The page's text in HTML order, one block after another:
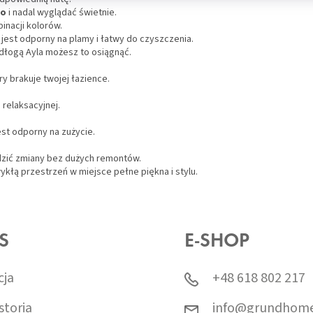
i nadal wyglądać świetnie.
kolorów.
odporny na plamy i łatwy do czyszczenia.
Ayla możesz to osiągnąć.
brakuje twojej łazience.
odporny na zużycie.
zmiany bez dużych remontów.
przestrzeń w miejsce pełne piękna i stylu.
E-SHOP
+48 618 802 217